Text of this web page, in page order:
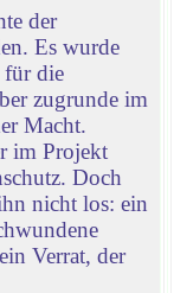
der
Es wurde
für die
zugrunde im
Macht.
im Projekt
Doch
nicht los: ein
Verrat, der